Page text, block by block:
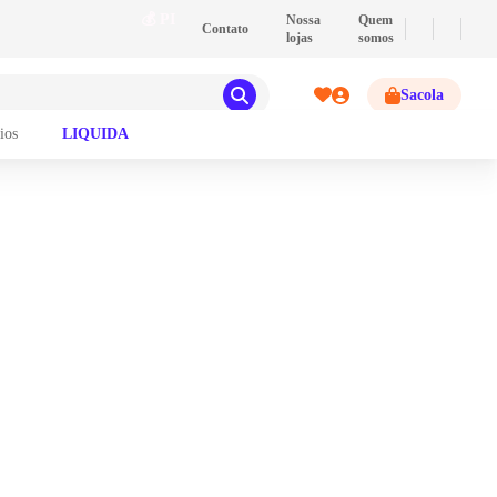
PIX - Pague com PIX e ganhe 2% de
Contato
Nossa
lojas
Quem
somos
Sacola
LIQUIDA